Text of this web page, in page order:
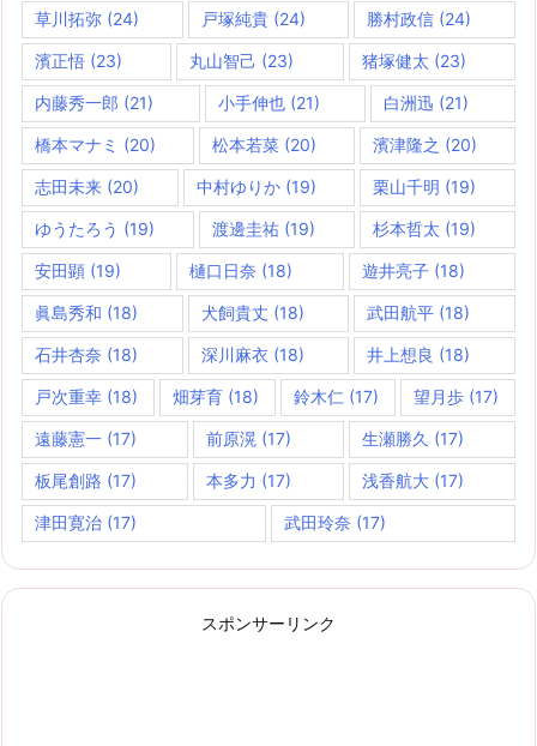
草川拓弥 (24) 戸塚純貴(24) 勝村政信 (24)
濱正悟 (23) 丸山智己 (23) 猪塚健太 (23)
内藤秀一郎 (21) 小手伸也(21) 白洲迅 (21)
橋本マナミ (20) 松本若菜 (20) 濱津隆之 (20)
志田未来 (20) 中村ゆりか(19) 栗山千明 (19)
ゆうたろう (19) 渡邊圭祐 (19) 杉本哲太 (19)
安田顕 (19) 樋口日奈 (18) 遊井亮子(18)
眞島秀和 (18) 犬飼貴丈 (18) 武田航平 (18)
石井杏奈 (18) 深川麻衣 (18) 井上想良 (18)
戸次重幸 (18) 畑芽育 (18) 鈴木仁 (17) 望月歩 (17)
遠藤憲一 (17) 前原滉 (17) 生瀬勝久 (17)
板尾創路 (17) 本多力 (17) 浅香航大(17)
津田寛治 (17) 武田玲奈 (17)
スポンサーリンク